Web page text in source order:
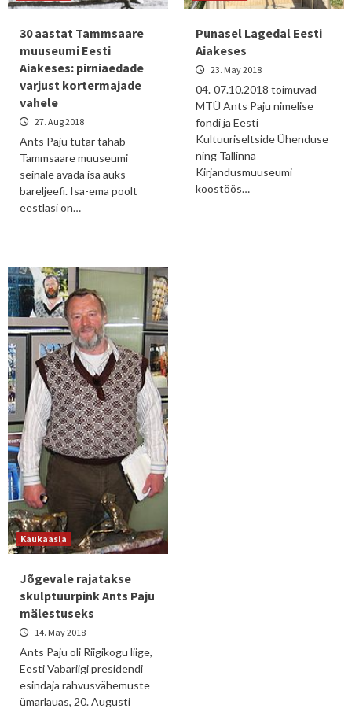
30 aastat Tammsaare
muuseumi Eesti
Aiakeses: pirniaedade
varjust kortermajade
vahele
27. Aug 2018
Ants Paju tütar tahab
Tammsaare muuseumi
seinale avada isa auks
bareljeefi. Isa-ema poolt
eestlasi on…
Punasel Lagedal Eesti
Aiakeses
23. May 2018
04.-07.10.2018 toimuvad
MTÜ Ants Paju nimelise
fondi ja Eesti
Kultuuriseltside Ühenduse
ning Tallinna
Kirjandusmuuseumi
koostöös…
Kaukaasia
Jõgevale rajatakse
skulptuurpink Ants Paju
mälestuseks
14. May 2018
Ants Paju oli Riigikogu liige,
Eesti Vabariigi presidendi
esindaja rahvusvähemuste
ümarlauas, 20. Augusti